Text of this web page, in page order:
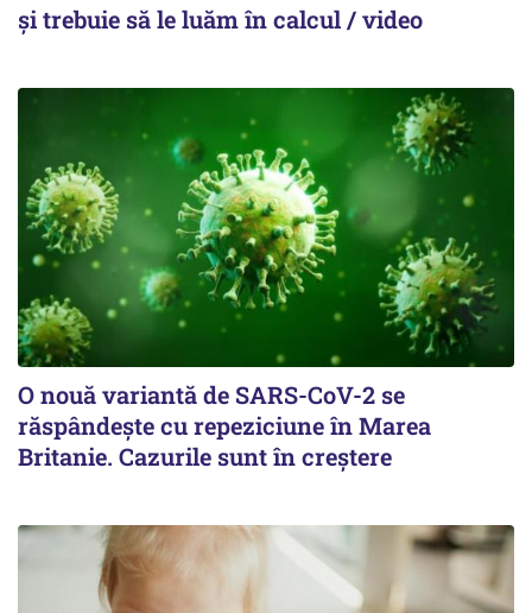
și trebuie să le luăm în calcul / video
O nouă variantă de SARS-CoV-2 se
răspândește cu repeziciune în Marea
Britanie. Cazurile sunt în creștere